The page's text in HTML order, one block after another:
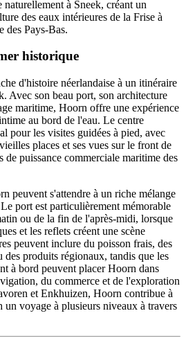
naturellement à Sneek, créant un
des eaux intérieures de la Frise à
des Pays-Bas.
historique
d'histoire néerlandaise à un itinéraire
Avec son beau port, son architecture
maritime, Hoorn offre une expérience
au bord de l'eau. Le centre
pour les visites guidées à pied, avec
places et ses vues sur le front de
de puissance commerciale maritime des
peuvent s'attendre à un riche mélange
port est particulièrement mémorable
ou de la fin de l'après-midi, lorsque
et les reflets créent une scène
peuvent inclure du poisson frais, des
des produits régionaux, tandis que les
à bord peuvent placer Hoorn dans
du commerce et de l'exploration
et Enkhuizen, Hoorn contribue à
un voyage à plusieurs niveaux à travers